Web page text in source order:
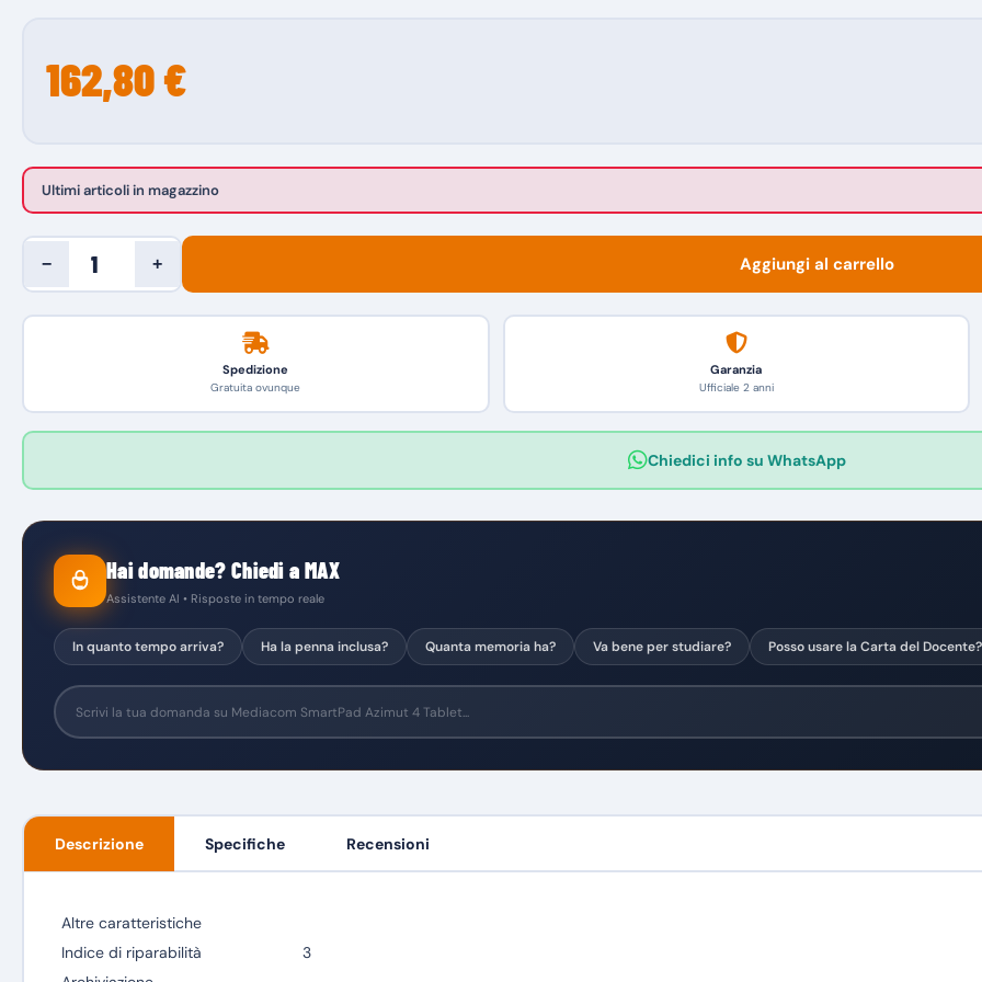
162,80 €
Ultimi articoli in magazzino
− + Aggiungi al carrello
Spedizione
Gratuita ovunque
Garanzia
Ufficiale 2 anni
Chiedici info su WhatsApp
Hai domande? Chiedi a MAX
Assistente AI • Risposte in tempo reale
In quanto tempo arriva? Ha la penna inclusa? Quanta memoria ha? Va bene per studiare? Posso usare la Carta del Docente?
Descrizione Specifiche Recensioni
Altre caratteristiche
Indice di riparabilità
3